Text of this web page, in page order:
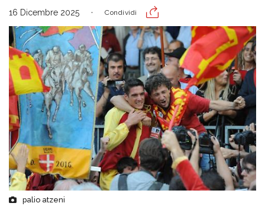
16 Dicembre 2025 Condividi
palio atzeni